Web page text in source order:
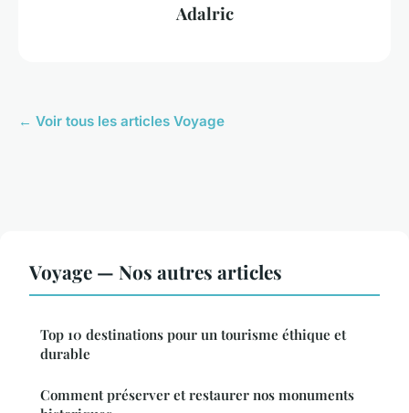
Adalric
← Voir tous les articles Voyage
Voyage — Nos autres articles
Top 10 destinations pour un tourisme éthique et
durable
Comment préserver et restaurer nos monuments